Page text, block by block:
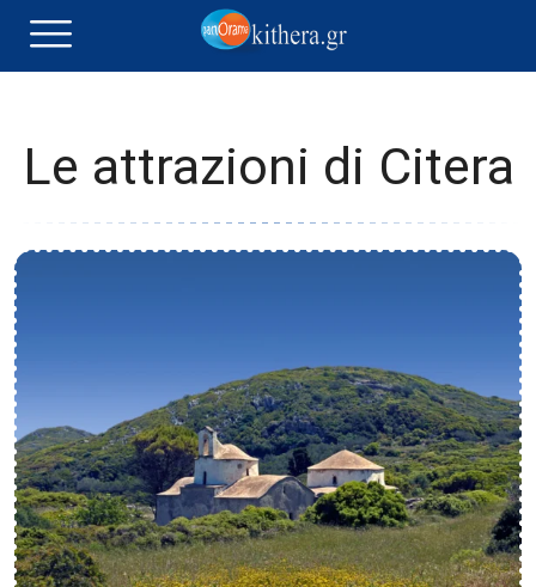
Le attrazioni di Citera